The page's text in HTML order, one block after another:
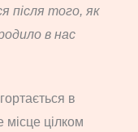
після того, як
в нас
в
місце цілком